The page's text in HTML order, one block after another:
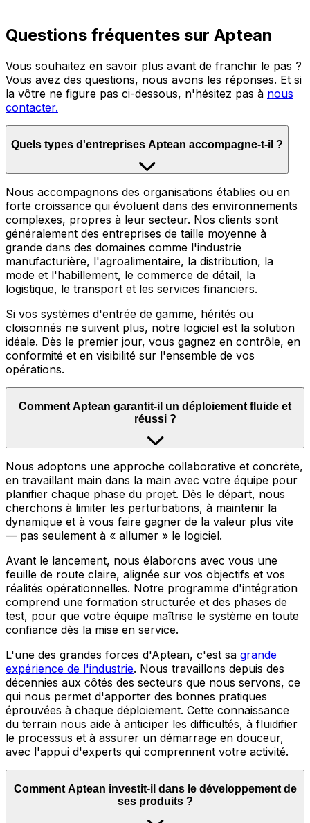
Questions fréquentes sur Aptean
Vous souhaitez en savoir plus avant de franchir le pas ?
Vous avez des questions, nous avons les réponses. Et si
la vôtre ne figure pas ci-dessous, n'hésitez pas à nous
contacter.
Quels types d'entreprises Aptean accompagne-t-il ?
Nous accompagnons des organisations établies ou en
forte croissance qui évoluent dans des environnements
complexes, propres à leur secteur. Nos clients sont
généralement des entreprises de taille moyenne à
grande dans des domaines comme l'industrie
manufacturière, l'agroalimentaire, la distribution, la
mode et l'habillement, le commerce de détail, la
logistique, le transport et les services financiers.
Si vos systèmes d'entrée de gamme, hérités ou
cloisonnés ne suivent plus, notre logiciel est la solution
idéale. Dès le premier jour, vous gagnez en contrôle, en
conformité et en visibilité sur l'ensemble de vos
opérations.
Comment Aptean garantit-il un déploiement fluide et
réussi ?
Nous adoptons une approche collaborative et concrète,
en travaillant main dans la main avec votre équipe pour
planifier chaque phase du projet. Dès le départ, nous
cherchons à limiter les perturbations, à maintenir la
dynamique et à vous faire gagner de la valeur plus vite
— pas seulement à « allumer » le logiciel.
Avant le lancement, nous élaborons avec vous une
feuille de route claire, alignée sur vos objectifs et vos
réalités opérationnelles. Notre programme d'intégration
comprend une formation structurée et des phases de
test, pour que votre équipe maîtrise le système en toute
confiance dès la mise en service.
L'une des grandes forces d'Aptean, c'est sa grande
expérience de l'industrie. Nous travaillons depuis des
décennies aux côtés des secteurs que nous servons, ce
qui nous permet d'apporter des bonnes pratiques
éprouvées à chaque déploiement. Cette connaissance
du terrain nous aide à anticiper les difficultés, à fluidifier
le processus et à assurer un démarrage en douceur,
avec l'appui d'experts qui comprennent votre activité.
Comment Aptean investit-il dans le développement de
ses produits ?